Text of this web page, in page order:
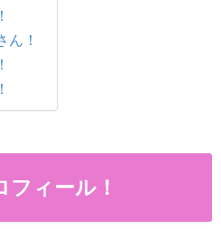
ん！
ィール！